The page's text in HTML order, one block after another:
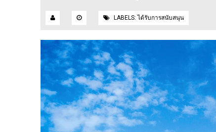
LABELS: ได้รับการสนับสนุน